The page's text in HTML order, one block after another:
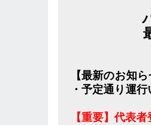
【最新のお知
・予定通り運
【重要】代表